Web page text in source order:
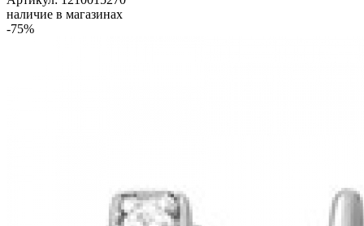
наличие в магазинах
-75%